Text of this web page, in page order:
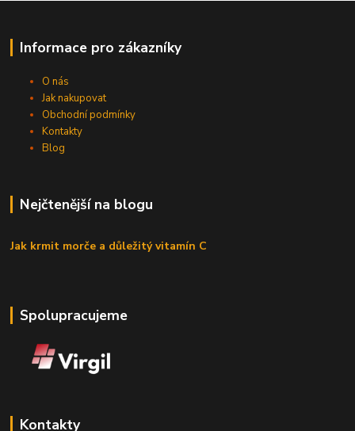
Informace pro zákazníky
O nás
Jak nakupovat
Obchodní podmínky
Kontakty
Blog
Nejčtenější na blogu
Jak krmit morče a důležitý vitamín C
Spolupracujeme
Kontakty